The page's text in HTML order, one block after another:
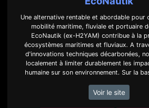
Une alternative rentable et abordable pour
mobilité maritime, fluviale et portuaire
EcoNautik (ex-H2YAM) contribue à la
écosystèmes maritimes et fluviaux. A
d'innovations techniques décarbonées,
localement à limiter durablement les
humaine sur son environnement. Sur la
Voir le site